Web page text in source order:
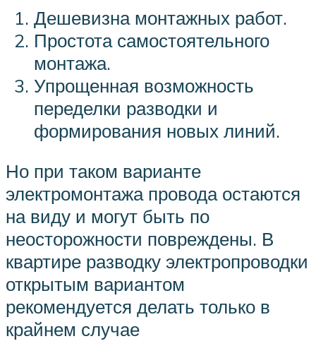
Дешевизна монтажных работ.
Простота самостоятельного
монтажа.
Упрощенная возможность
переделки разводки и
формирования новых линий.
Но при таком варианте
электромонтажа провода остаются
на виду и могут быть по
неосторожности повреждены. В
квартире разводку электропроводки
открытым вариантом
рекомендуется делать только в
крайнем случае